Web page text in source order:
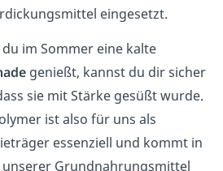
eingesetzt.
im Sommer eine kalte
genießt, kannst du dir sicher
sie mit Stärke gesüßt wurde.
ist also für uns als
essenziell und kommt in
unserer Grundnahrungsmittel